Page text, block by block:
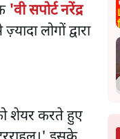
'वी सपोर्ट नरेंद्र
लोगों द्वारा
शेयर करते हुए